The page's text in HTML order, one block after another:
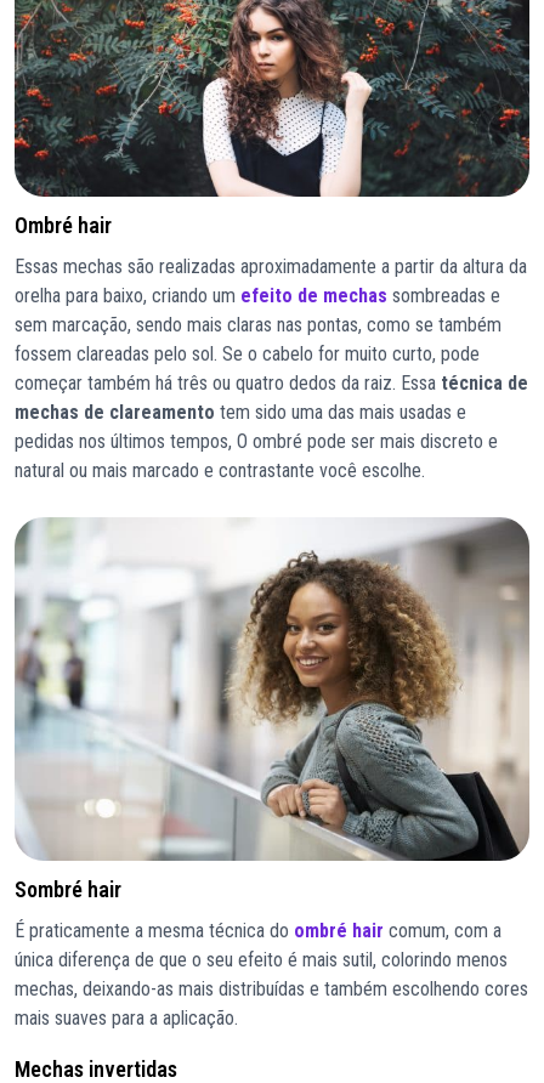
Ombré hair
Essas mechas são realizadas aproximadamente a partir da altura da
orelha para baixo, criando um efeito de mechas sombreadas e
sem marcação, sendo mais claras nas pontas, como se também
fossem clareadas pelo sol. Se o cabelo for muito curto, pode
começar também há três ou quatro dedos da raiz. Essa técnica de
mechas de clareamento tem sido uma das mais usadas e
pedidas nos últimos tempos, O ombré pode ser mais discreto e
natural ou mais marcado e contrastante você escolhe.
Sombré hair
É praticamente a mesma técnica do ombré hair comum, com a
única diferença de que o seu efeito é mais sutil, colorindo menos
mechas, deixando-as mais distribuídas e também escolhendo cores
mais suaves para a aplicação.
Mechas invertidas